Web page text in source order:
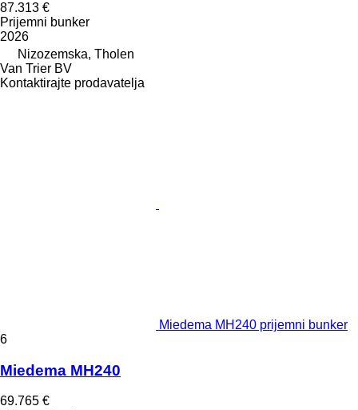
87.313 €
Prijemni bunker
2026
Nizozemska, Tholen
Van Trier BV
Kontaktirajte prodavatelja
Miedema MH240 prijemni bunker
6
Miedema MH240
69.765 €